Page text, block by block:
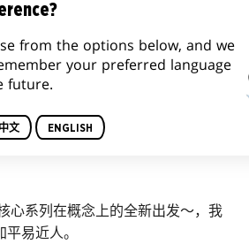
心系列在概念上的全新出发～，我
易近人。
from the options below, and we
your preferred language
future.
文 ENGLISH